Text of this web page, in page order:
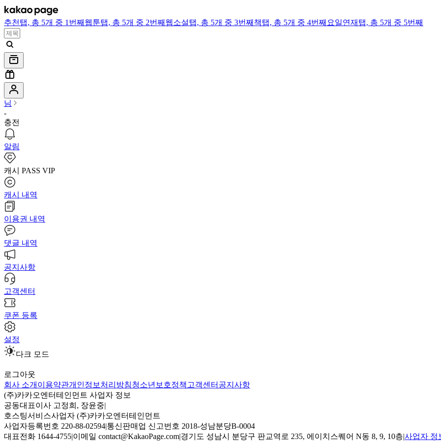
추천 탭, 총 5개 중 1번째 웹툰탭, 총 5개 중 2번째 웹소설탭, 총 5개 중 3번째 책탭, 총 5개 중 4번째 요일연재 탭, 총 5개 중 5번째
님
-
충전
알림
캐시 PASS VIP
캐시 내역
이용권 내역
댓글 내역
공지사항
고객센터
쿠폰 등록
설정
다크 모드
로그아웃
회사 소개 이용약관개인정보처리방침청소년보호정책 고객센터 공지사항
(주)카카오엔터테인먼트 사업자 정보
공동대표이사 고정희, 장윤중|
호스팅서비스사업자 (주)카카오엔터테인먼트
사업자등록번호 220-88-02594|통신판매업 신고번호 2018-성남분당B-0004
대표전화 1644-4755|이메일 contact@KakaoPage.com|경기도 성남시 분당구 판교역로 235, 에이치스퀘어 N동 8, 9, 10층|사업자 정